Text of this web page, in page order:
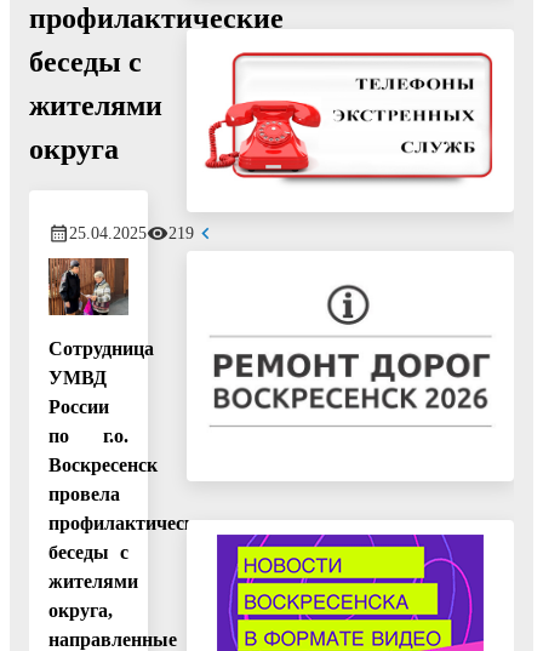
профилактические
беседы с
жителями
округа
25.04.2025 219
Сотрудница
УМВД
России
по г.о.
Воскресенск
провела
профилактические
беседы с
жителями
округа,
направленные